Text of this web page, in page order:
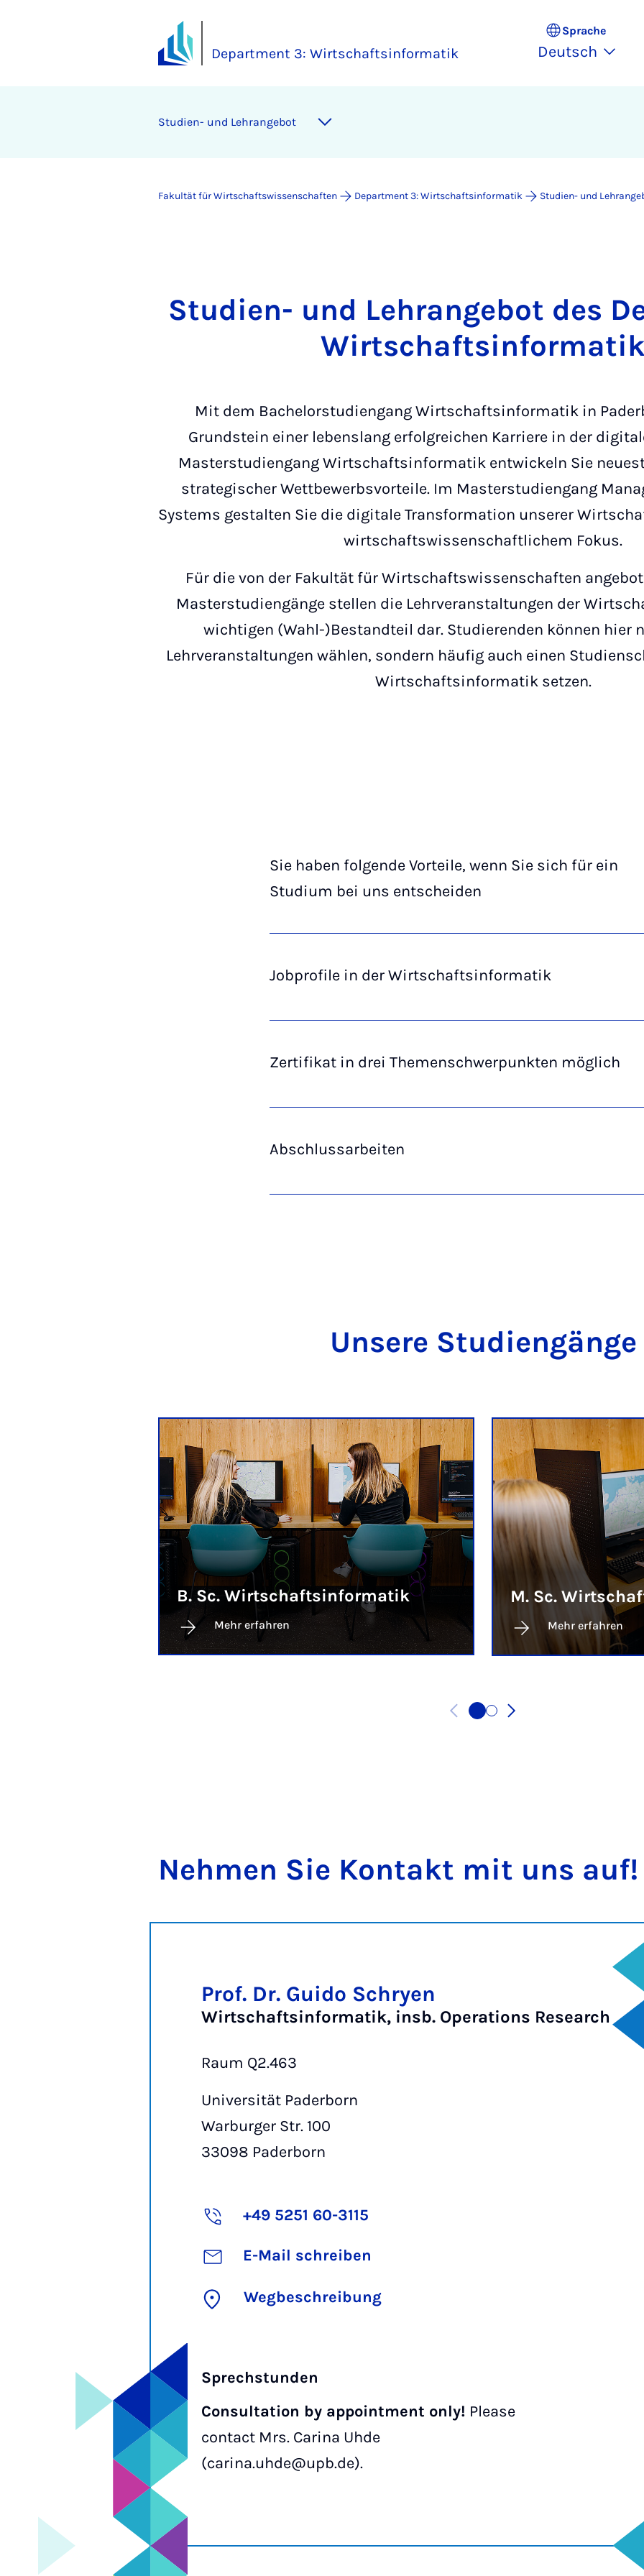
Department 3: Wirtschaftsinformatik
Sprache
Deutsch
Studien- und Lehrangebot
Fakultät für Wirtschaftswissenschaften Department 3: Wirtschaftsinformatik Studien- und
Studien- und Lehrangebot des
Wirtschaftsinformatik
Mit dem Bachelorstudiengang Wirtschaftsinformatik in
Grundstein einer lebenslang erfolgreichen Karriere in der
Masterstudiengang Wirtschaftsinformatik entwickeln Sie
strategischer Wettbewerbsvorteile. Im Masterstudiengang
Systems gestalten Sie die digitale Transformation unserer
wirtschaftswissenschaftlichem Fokus.
Für die von der Fakultät für Wirtschaftswissenschaften
Masterstudiengänge stellen die Lehrveranstaltungen der
wichtigen (Wahl-)Bestandteil dar. Studierenden können hier
Lehrveranstaltungen wählen, sondern häufig auch einen
Wirtschaftsinformatik setzen.
Sie haben folgende Vorteile, wenn Sie sich für ein
Studium bei uns entscheiden
Jobprofile in der Wirtschaftsinformatik
Zertifikat in drei Themenschwerpunkten möglich
Abschlussarbeiten
Unsere Studiengänge
B. Sc. Wirtschaftsinformatik
Mehr erfahren
M. Sc.
Mehr erfahren
Neh­men Sie Kon­takt mit uns auf!
Prof. Dr. Guido Schryen
Wirtschaftsinformatik, insb. Operations Research
Raum Q2.463
Universität Paderborn
Warburger Str. 100
33098 Paderborn
+49 5251 60-3115
E-Mail schreiben
Wegbeschreibung
Sprechstunden
Consultation by appointment only! Please
contact Mrs. Carina Uhde
(carina.uhde@upb.de).